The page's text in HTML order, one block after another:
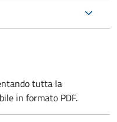
tutta la
in formato PDF.